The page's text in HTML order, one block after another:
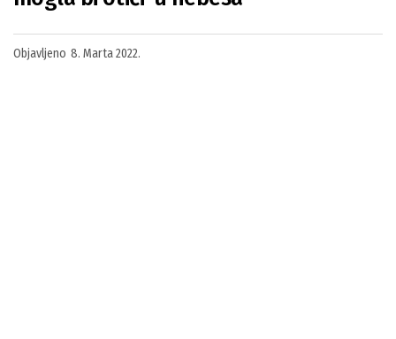
Objavljeno 8. Marta 2022.